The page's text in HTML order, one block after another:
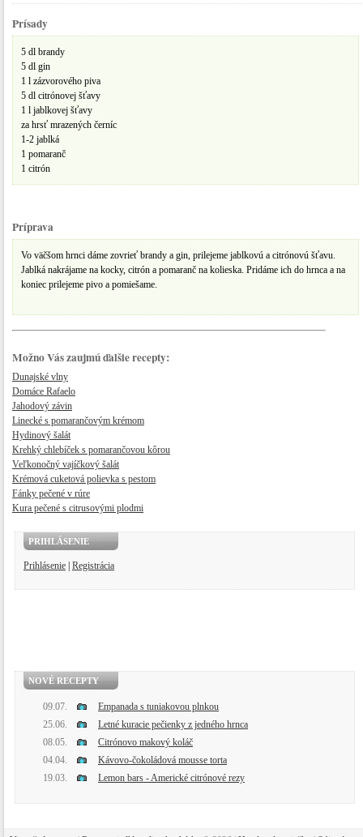
Prísady
5 dl brandy
5 dl gin
1 l zázvorového piva
5 dl citrónovej šťavy
1 l jablkovej šťavy
za hrsť mrazených černíc
1-2 jablká
1 pomaranč
1 citrón
Príprava
Vo väčšom hrnci dáme zovrieť brandy a gin, prilejeme jablkovú a citrónovú šťavu.
Jablká nakrájame na kocky, citrón a pomaranč na kolieska. Pridáme ich do hrnca a na
koniec prilejeme pivo a pomiešame.
Možno Vás zaujmú ďalšie recepty:
Dunajské vlny
Domáce Rafaelo
Jahodový závin
Linecké s pomarančovým krémom
Hydinový šalát
Krehký chlebíček s pomarančovou kôrou
Veľkonočný vajíčkový šalát
Krémová cuketová polievka s pestom
Fánky pečené v rúre
Kura pečené s citrusovými plodmi
PRIHLÁSENIE
Prihlásenie Registrácia
NOVÉ RECEPTY
09.07.
Empanada s tuniakovou plnkou
25.06.
Letné kuracie pečienky z jedného hrnca
08.05.
Citrónovo makový koláč
04.04.
Kávovo-čokoládová mousse torta
19.03.
Lemon bars - Americké citrónové rezy